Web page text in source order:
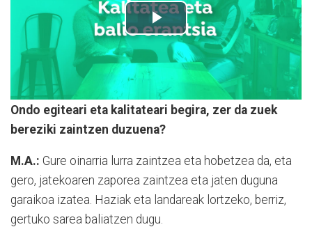
Ondo egiteari eta kalitateari begira, zer da zuek
bereziki zaintzen duzuena?
M.A.: Gure oinarria lurra zaintzea eta hobetzea da, eta
gero, jatekoaren zaporea zaintzea eta jaten duguna
garaikoa izatea. Haziak eta landareak lortzeko, berriz,
gertuko sarea baliatzen dugu.